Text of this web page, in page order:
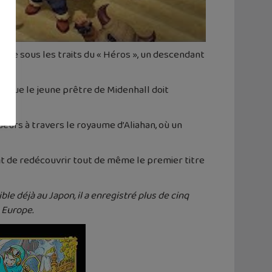
sous les traits du « Héros », un descendant
le jeune prêtre de Midenhall doit
à travers le royaume d’Aliahan, où un
de redécouvrir tout de même le premier titre
déjà au Japon, il a enregistré plus de cinq